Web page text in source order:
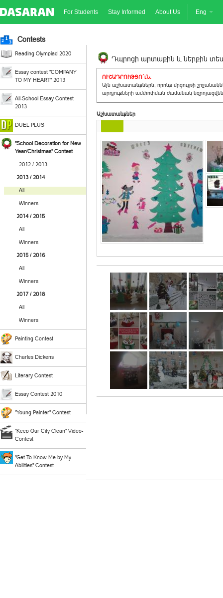
For Students Stay Informed About Us Eng
Contests
Reading Olympiad 2020
Essay contest "COMPANY
TO MY HEART" 2013
All-School Essay Contest
2013
DUEL PLUS
"School Decoration for New
Year/Christmas" Contest
2012 / 2013
2013 / 2014
All
Winners
2014 / 2015
All
Winners
2015 / 2016
All
Winners
2017 / 2018
All
Winners
Painting Contest
Charles Dickens
Literary Contest
Essay Contest 2010
"Young Painter" Contest
"Keep Our City Clean" Video-
Contest
"Get To Know Me by My
Abilities" Contest
Դպրոցի արտաքին և ներքին
ՈՒՇԱԴՐՈՒԹՅՈ´ւՆ.
Այն աշխատանքներն, որոնք մրցույթի
արդյուքների ամփոփման ժամանակ
Աշխատանքներ